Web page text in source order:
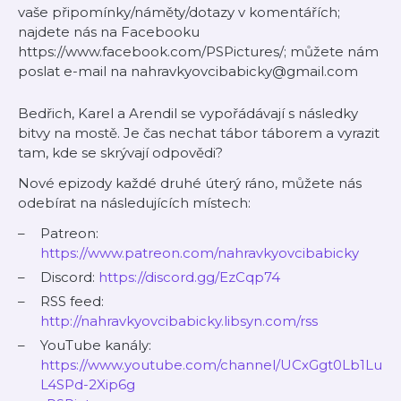
vaše připomínky/náměty/dotazy v komentářích;
najdete nás na Facebooku
https://www.facebook.com/PSPictures/; můžete nám
poslat e-mail na nahravkyovcibabicky@gmail.com
Bedřich, Karel a Arendil se vypořádávají s následky
bitvy na mostě. Je čas nechat tábor táborem a vyrazit
tam, kde se skrývají odpovědi?
Nové epizody každé druhé úterý ráno, můžete nás
odebírat na následujících místech:
Patreon:
https://www.patreon.com/nahravkyovcibabicky
Discord: https://discord.gg/EzCqp74
RSS feed:
http://nahravkyovcibabicky.libsyn.com/rss
YouTube kanály:
https://www.youtube.com/channel/UCxGgt0Lb1Lu
L4SPd-2Xip6g